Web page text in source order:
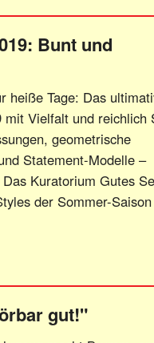
Bunt und
heiße Tage: Das
mit Vielfalt und reichlich
geometrische
Statement-Modelle –
Kuratorium Gutes
der Sommer-Saison
gut!"